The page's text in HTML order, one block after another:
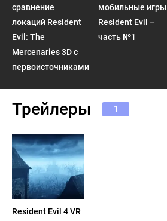
сравнение
локаций Resident
Evil: The
Mercenaries 3D с
первоисточниками
мобильные игры
Resident Evil –
часть №1
Трейлеры 1
Resident Evil 4 VR